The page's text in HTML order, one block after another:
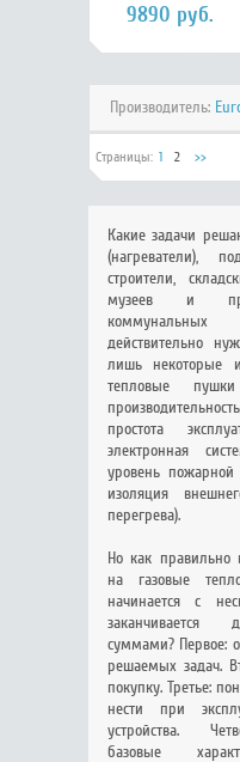
9890 руб.
Производитель:
Страницы: 1 2 >>
Какие задачи
(нагреватели),
строители,
музеев и
коммунальных
действительно
лишь некоторые
тепловые
простота
электронная
уровень пожарной
изоляция
перегрева).
Но как правильно
на газовые
начинается с
заканчивается
суммами? Первое:
решаемых задач.
покупку. Третье:
нести при
устройства.
базовые